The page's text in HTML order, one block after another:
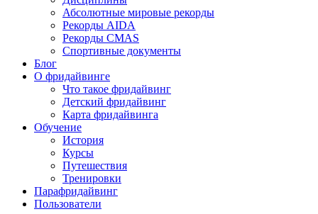
Абсолютные мировые рекорды
Рекорды AIDA
Рекорды CMAS
Спортивные документы
Блог
О фридайвинге
Что такое фридайвинг
Детский фридайвинг
Карта фридайвинга
Обучение
История
Курсы
Путешествия
Тренировки
Парафридайвинг
Пользователи